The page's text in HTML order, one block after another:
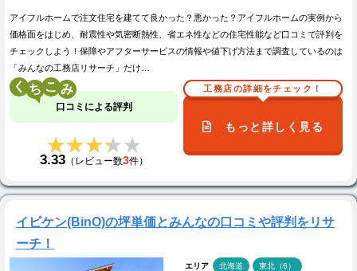
アイフルホームで注文住宅を建てて良かった？悪かった？アイフルホームの実例から
価格面をはじめ、耐震性や気密断熱性、省エネ性などの住宅性能など口コミで評判を
チェックしよう！保障やアフターサービスの情報や値下げ方法まで調査しているのは
「みんなの工務店リサーチ」だけ…
く こ
口コミによる評判
★★★★★
★★★★★
3.33 （レビュー数3件）
工務店の詳細をチェック！
もっと詳しく見る
イビケン(BinO)の坪単価とみんなの口コミや評判をリサ
ーチ！
エリア 北海道 東北（6）